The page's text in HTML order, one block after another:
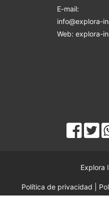
E-mail:
info@explora-
Web: explora-
Explora
Política de privacidad